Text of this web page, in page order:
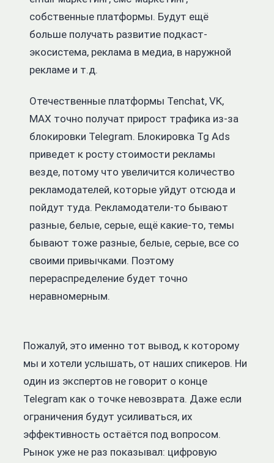
собственные платформы. Будут ещё
больше получать развитие подкаст-
экосистема, реклама в медиа, в наружной
рекламе и т.д.
Отечественные платформы Tenchat, VK,
MAX точно получат прирост трафика из-за
блокировки Telegram. Блокировка Tg Ads
приведет к росту стоимости рекламы
везде, потому что увеличится количество
рекламодателей, которые уйдут отсюда и
пойдут туда. Рекламодатели-то бывают
разные, белые, серые, ещё какие-то, темы
бывают тоже разные, белые, серые, все со
своими привычками. Поэтому
перераспределение будет точно
неравномерным.
Пожалуй, это именно тот вывод, к которому
мы и хотели услышать, от наших спикеров. Ни
один из экспертов не говорит о конце
Telegram как о точке невозврата. Даже если
ограничения будут усиливаться, их
эффективность остаётся под вопросом.
Рынок уже не раз показывал: цифровую